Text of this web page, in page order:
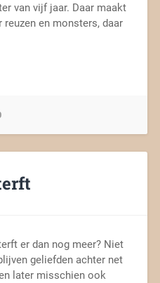
van vijf jaar. Daar maakt
en monsters, daar
er dan nog meer? Niet
geliefden achter net
later misschien ook